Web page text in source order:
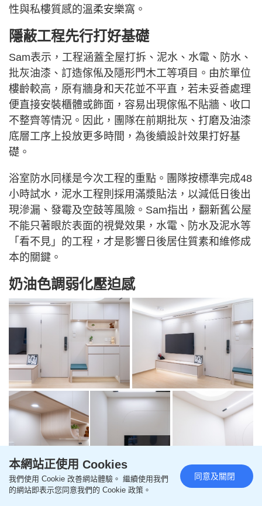
性與私樓質感的溫柔安樂窩。
隱蔽工程先行打好基礎
Sam表示，工程涵蓋全屋打拆、泥水、水電、防水、
批灰油漆、訂造傢俬及隱形門木工等項目。由於單位
樓齡較高，原有牆身和天花並不平直，若未妥善處理
便直接安裝櫃體或飾面，容易出現傢俬不貼牆、收口
不整齊等情況。因此，團隊在前期批灰、打磨及油漆
底層工序上投放更多時間，為後續設計效果打好基
礎。
浴室防水同樣是今次工程的重點。團隊按標準完成48
小時試水，泥水工程則採用滿漿貼法，以減低日後出
現滲漏、發霉及空鼓等風險。Sam指出，翻新舊公屋
不能只著眼於表面的視覺效果，水電、防水及泥水等
「看不見」的工程，才是影響日後居住質素和維修成
本的關鍵。
奶油色調弱化壓迫感
全屋設計以「溫柔」為主軸，選用奶油色、米白色及
淺木色作基調，再配搭木紋磚及簡潔飾面，取代舊式
公屋常見的生硬線條與沉重配色。
本網站正使用 Cookies
我們使用 Cookie 改善網站體驗。 繼續使用我們
的網站即表示您同意我們的 Cookie 政策。
同意及關閉